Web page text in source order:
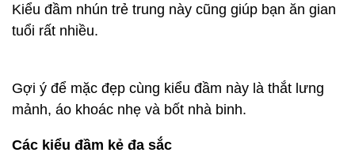
Kiểu đầm nhún trẻ trung này cũng giúp bạn ăn gian
tuổi rất nhiều.
Gợi ý để mặc đẹp cùng kiểu đầm này là thắt lưng
mảnh, áo khoác nhẹ và bốt nhà binh.
Các kiểu đầm kẻ đa sắc